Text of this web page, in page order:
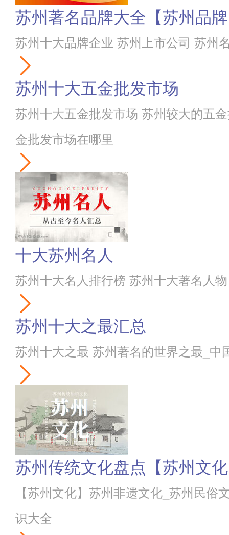
苏州著名品牌大全【苏州品
苏州十大品牌企业 苏州上市公司 苏州
苏州十大五金批发市场
苏州十大五金批发市场 苏州较大的五
金批发市场在哪里
十大苏州名人
苏州十大名人排行榜 苏州十大著名人
苏州十大之最汇总
苏州十大之最 苏州著名的世界之最_中
苏州传统文化盘点【苏州文
【苏州文化】苏州非遗文化_苏州民俗
识大全